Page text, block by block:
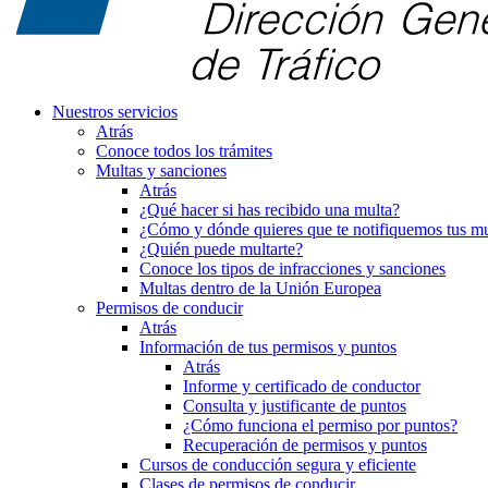
Nuestros servicios
Atrás
Conoce todos los trámites
Multas y sanciones
Atrás
¿Qué hacer si has recibido una multa?
¿Cómo y dónde quieres que te notifiquemos tus
¿Quién puede multarte?
Conoce los tipos de infracciones y sanciones
Multas dentro de la Unión Europea
Permisos de conducir
Atrás
Información de tus permisos y puntos
Atrás
Informe y certificado de conductor
Consulta y justificante de puntos
¿Cómo funciona el permiso por puntos?
Recuperación de permisos y puntos
Cursos de conducción segura y eficiente